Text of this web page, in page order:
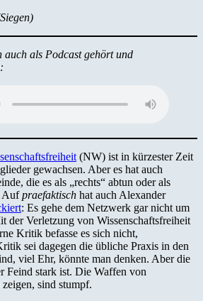
als Podcast gehört und
(NW) ist in kürzester Zeit
gewachsen. Aber es hat auch
die es als „rechts“ abtun oder als
Aufpraefaktisch hat auch Alexander
: Es gehe dem Netzwerk gar nicht um
der Verletzung von Wissenschaftsfreiheit
Kritik befasse es sich nicht,
sei dagegen die übliche Praxis in den
viel Ehr, könnte man denken. Aber die
Feind stark ist. Die Waffen von
sind stumpf.